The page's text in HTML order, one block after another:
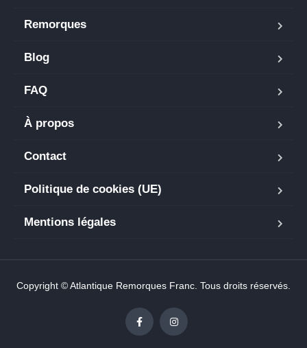
Remorques
Blog
FAQ
À propos
Contact
Politique de cookies (UE)
Mentions légales
Copyright © Atlantique Remorques Franc. Tous droits réservés.